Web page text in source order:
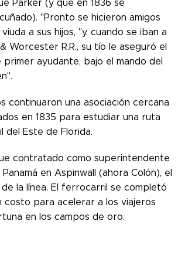
Parker (y que en 1836 se
"Pronto se hicieron amigos
a sus hijos, "y, cuando se iban a
Worcester R.R., su tío le aseguró el
ayudante, bajo el mando del
continuaron una asociación cercana
en 1835 para estudiar una ruta
del Este de Florida.
contratado como superintendente
en Aspinwall (ahora Colón), el
la línea. El ferrocarril se completó
costo para acelerar a los viajeros
en los campos de oro.